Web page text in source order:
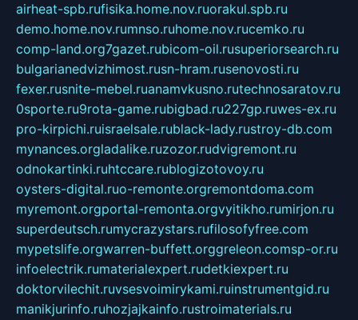
airheat-spb.rufisika.home.nov.ruorakul.spb.ru
demo.home.nov.rumnso.ruhome.nov.rucemko.ru
comp-land.org7gazet.rubicom-oil.rusuperiorsearch.ru
bulgarianedvizhimost.rusn-hram.rusenovosti.ru
fexer.rusnite-mebel.ruanamvkusno.rutechnosaratov.ru
0sporte.ru9rota-game.rubigbad.ru227gp.ruwes-ex.ru
pro-kirpichi.ruisraelsale.rublack-lady.rustroy-db.com
mynances.orgladalike.ruzozor.rudvigremont.ru
odnokartinki.ruhtccare.rublogizotovoy.ru
oysters-digital.ruo-remonte.orgremontdoma.com
myremont.orgportal-remonta.orgvyitikho.rumirjon.ru
superdeutsch.rumycrazystars.rufilosofyfree.com
mypetslife.orgwarren-buffett.orggreleon.comsp-or.ru
infoelectrik.rumaterialexpert.rudetkiexpert.ru
doktorvilechit.ruvsesvoimirykami.ruinstrumentgid.ru
manikjurinfo.ruhozjajkainfo.rustroimaterials.ru